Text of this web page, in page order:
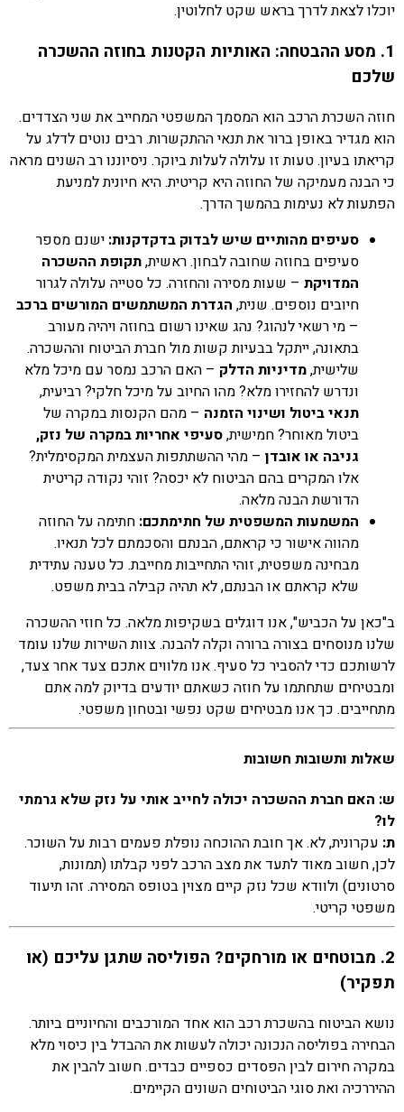
יוכלו לצאת לדרך בראש שקט לחלוטין.
1. מסע ההבטחה: האותיות הקטנות בחוזה ההשכרה
שלכם
חוזה השכרת הרכב הוא המסמך המשפטי המחייב את שני הצדדים.
הוא מגדיר באופן ברור את תנאי ההתקשרות. רבים נוטים לדלג על
קריאתו בעיון. טעות זו עלולה לעלות ביוקר. ניסיוננו רב השנים מראה
כי הבנה מעמיקה של החוזה היא קריטית. היא חיונית למניעת
הפתעות לא נעימות בהמשך הדרך.
סעיפים מהותיים שיש לבדוק בדקדקנות: ישנם מספר
סעיפים בחוזה שחובה לבחון. ראשית,תקופת ההשכרה
המדויקת – שעות מסירה והחזרה. כל סטייה עלולה לגרור
חיובים נוספים. שנית, הגדרת המשתמשים המורשים ברכב
– מי רשאי לנהוג? נהג שאינו רשום בחוזה ויהיה מעורב
בתאונה, ייתקל בבעיות קשות מול חברת הביטוח וההשכרה.
שלישית,מדיניות הדלק – האם הרכב נמסר עם מיכל מלא
ונדרש להחזירו מלא? מהו החיוב על מיכל חלקי? רביעית,
תנאי ביטול ושינוי הזמנה – מהם הקנסות במקרה של
ביטול מאוחר? חמישית,סעיפי אחריות במקרה של נזק,
גניבה או אובדן – מהי ההשתתפות העצמית המקסימלית?
אלו המקרים בהם הביטוח לא יכסה? זוהי נקודה קריטית
הדורשת הבנה מלאה.
המשמעות המשפטית של חתימתכם: חתימה על החוזה
מהווה אישור כי קראתם, הבנתם והסכמתם לכל תנאיו.
מבחינה משפטית, זוהי התחייבות מחייבת. כל טענה עתידית
שלא קראתם או הבנתם, לא תהיה קבילה בבית משפט.
ב"כאן על הכביש", אנו דוגלים בשקיפות מלאה. כל חוזי ההשכרה
שלנו מנוסחים בצורה ברורה וקלה להבנה. צוות השירות שלנו עומד
לרשותכם כדי להסביר כל סעיף. אנו מלווים אתכם צעד אחר צעד,
ומבטיחים שתחתמו על חוזה כשאתם יודעים בדיוק למה אתם
מתחייבים. כך אנו מבטיחים שקט נפשי ובטחון משפטי.
שאלות ותשובות חשובות
ש: האם חברת ההשכרה יכולה לחייב אותי על נזק שלא גרמתי
לו?
ת: עקרונית, לא. אך חובת ההוכחה נופלת פעמים רבות על השוכר.
לכן, חשוב מאוד לתעד את מצב הרכב לפני קבלתו (תמונות,
סרטונים) ולוודא שכל נזק קיים מצוין בטופס המסירה. זהו תיעוד
משפטי קריטי.
2. מבוטחים או מורחקים? הפוליסה שתגן עליכם (או
תפקיר)
נושא הביטוח בהשכרת רכב הוא אחד המורכבים והחיוניים ביותר.
הבחירה בפוליסה הנכונה יכולה לעשות את ההבדל בין כיסוי מלא
במקרה חירום לבין הפסדים כספיים כבדים. חשוב להבין את
ההיררכיה ואת סוגי הביטוחים השונים הקיימים.